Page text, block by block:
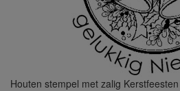
Houten stempel met zalig